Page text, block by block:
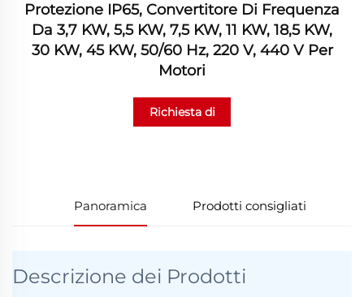
Protezione IP65, Convertitore Di Frequenza
Da 3,7 KW, 5,5 KW, 7,5 KW, 11 KW, 18,5 KW,
30 KW, 45 KW, 50/60 Hz, 220 V, 440 V Per
Motori
Richiesta di
Panoramica Prodotti consigliati
Descrizione dei Prodotti